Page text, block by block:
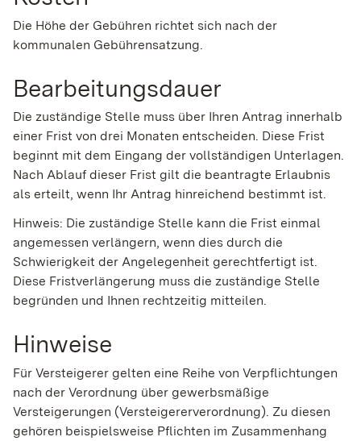
Die Höhe der Gebühren richtet sich nach der
kommunalen Gebührensatzung.
Bearbeitungsdauer
Die zuständige Stelle muss über Ihren Antrag innerhalb
einer Frist von drei Monaten entscheiden. Diese Frist
beginnt mit dem Eingang der vollständigen Unterlagen.
Nach Ablauf dieser Frist gilt die beantragte Erlaubnis
als erteilt, wenn Ihr Antrag hinreichend bestimmt ist.
Hinweis: Die zuständige Stelle kann die Frist einmal
angemessen verlängern, wenn dies durch die
Schwierigkeit der Angelegenheit gerechtfertigt ist.
Diese Fristverlängerung muss die zuständige Stelle
begründen und Ihnen rechtzeitig mitteilen.
Hinweise
Für Versteigerer gelten eine Reihe von Verpflichtungen
nach der Verordnung über gewerbsmäßige
Versteigerungen (Versteigererverordnung). Zu diesen
gehören beispielsweise Pflichten im Zusammenhang